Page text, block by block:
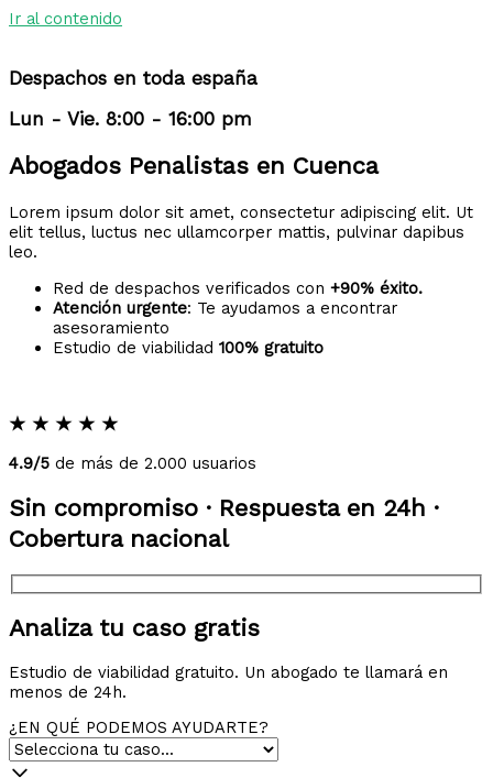
Ir al contenido
Despachos en toda españa
Lun - Vie. 8:00 - 16:00 pm
Abogados Penalistas en Cuenca
Lorem ipsum dolor sit amet, consectetur adipiscing elit. Ut
elit tellus, luctus nec ullamcorper mattis, pulvinar dapibus
leo.
Red de despachos verificados con +90% éxito.
Atención urgente: Te ayudamos a encontrar
asesoramiento
Estudio de viabilidad 100% gratuito
★ ★ ★ ★ ★
4.9/5 de más de 2.000 usuarios
Sin compromiso · Respuesta en 24h ·
Cobertura nacional
Analiza tu caso gratis
Estudio de viabilidad gratuito. Un abogado te llamará en
menos de 24h.
¿EN QUÉ PODEMOS AYUDARTE?